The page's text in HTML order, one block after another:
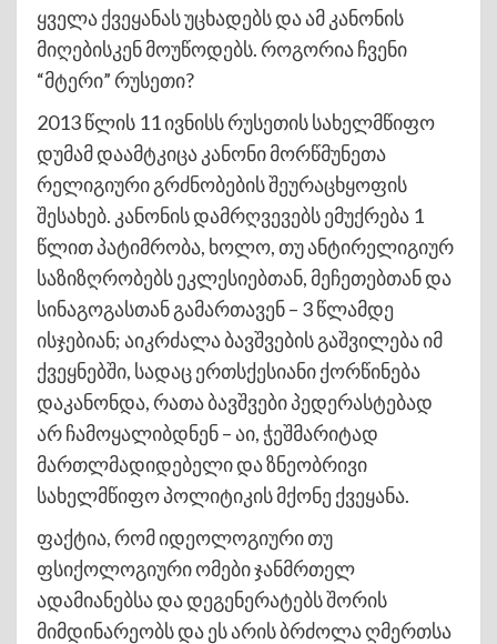
ყველა ქვეყანას უცხადებს და ამ კანონის
მიღებისკენ მოუწოდებს. როგორია ჩვენი
“მტერი” რუსეთი?
2013 წლის 11 ივნისს რუსეთის სახელმწიფო
დუმამ დაამტკიცა კანონი მორწმუნეთა
რელიგიური გრძნობების შეურაცხყოფის
შესახებ. კანონის დამრღვევებს ემუქრება 1
წლით პატიმრობა, ხოლო, თუ ანტირელიგიურ
საზიზღრობებს ეკლესიებთან, მეჩეთებთან და
სინაგოგასთან გამართავენ – 3 წლამდე
ისჯებიან; აიკრძალა ბავშვების გაშვილება იმ
ქვეყნებში, სადაც ერთსქესიანი ქორწინება
დაკანონდა, რათა ბავშვები პედერასტებად
არ ჩამოყალიბდნენ – აი, ჭეშმარიტად
მართლმადიდებელი და ზნეობრივი
სახელმწიფო პოლიტიკის მქონე ქვეყანა.
ფაქტია, რომ იდეოლოგიური თუ
ფსიქოლოგიური ომები ჯანმრთელ
ადამიანებსა და დეგენერატებს შორის
მიმდინარეობს და ეს არის ბრძოლა ღმერთსა